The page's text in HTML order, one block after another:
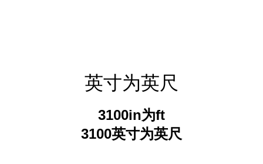
英寸为英尺
3100in为ft
3100英寸为英尺